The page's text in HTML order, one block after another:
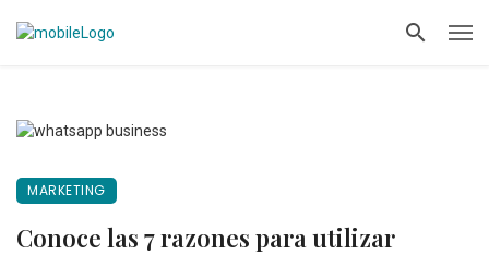
MARKETING
Conoce las 7 razones para utilizar